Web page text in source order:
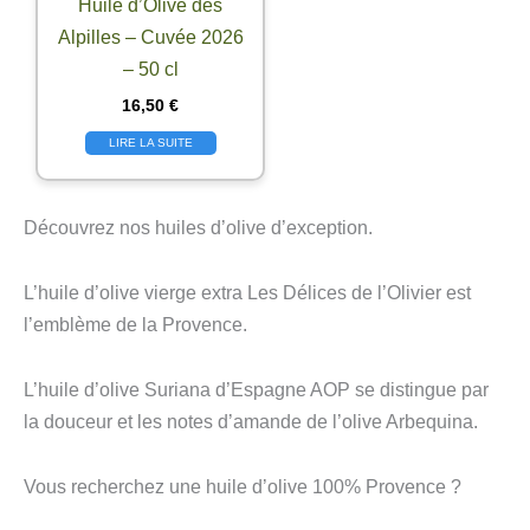
Huile d’Olive des
Alpilles – Cuvée 2026
– 50 cl
16,50 €
LIRE LA SUITE
Découvrez nos huiles d’olive d’exception.
L’huile d’olive vierge extra Les Délices de l’Olivier est
l’emblème de la Provence.
L’huile d’olive Suriana d’Espagne AOP se distingue par
la douceur et les notes d’amande de l’olive Arbequina.
Vous recherchez une huile d’olive 100% Provence ?